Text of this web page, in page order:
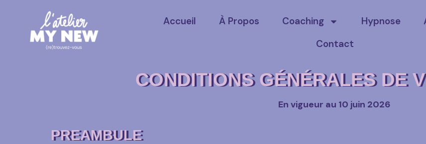
Accueil À Propos Coaching Hypnose
Contact
CONDITIONS GÉNÉRALES DE
En vigueur au 10 juin 2026
PREAMBULE